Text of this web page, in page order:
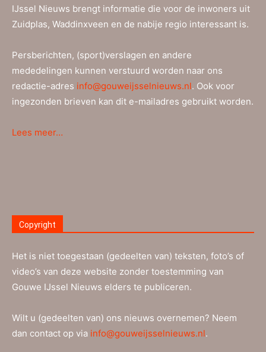
IJssel Nieuws brengt informatie die voor de inwoners uit
Zuidplas, Waddinxveen en de nabije regio interessant is.
Persberichten, (sport)verslagen en andere
mededelingen kunnen verstuurd worden naar ons
redactie-adres info@gouweijsselnieuws.nl. Ook voor
ingezonden brieven kan dit e-mailadres gebruikt worden.
Lees meer…
Copyright
Het is niet toegestaan (gedeelten van) teksten, foto’s of
video’s van deze website zonder toestemming van
Gouwe IJssel Nieuws elders te publiceren.
Wilt u (gedeelten van) ons nieuws overnemen? Neem
dan contact op via info@gouweijsselnieuws.nl.